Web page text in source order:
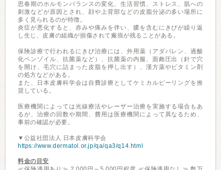
思春期のホルモンバランスの変化、生活習慣、ストレス、肌への
刺激などが原因とされ、顔や上背部などの皮脂分泌の多い場所に
多く見られるのが特徴。
炎症が悪化すると、赤みや痛みを伴い、膿を含むにきびが繰り返
し生じ、皮膚の組織が損傷されて瘢痕が残ることがある。
保険診療で行われるにきび治療には、外用薬（アダパレン、過酸
化ベンゾイル、抗菌薬など）、抗菌薬の内服、面皰圧出（針で穴
を開け、毛穴に詰まった皮脂を押し出す）、漢方薬やビタミン剤
の処方などがある。
また、日本皮膚科学会は自費診療としてケミカルピーリングを推
奨している。
医療機関によっては光線療法やレーザー治療を実施する場合もあ
るが、治療の回数や期間、費用は医療機関によって異なるため、
事前の確認が必要。
▼公益社団法人 日本皮膚科学会
https://www.dermatol.or.jp/qa/qa3/q14.html
料金の目安